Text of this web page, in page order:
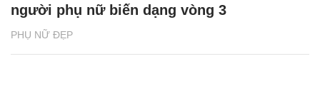
PHỤ NỮ ĐẸP
người phụ nữ biến dạng vòng 3